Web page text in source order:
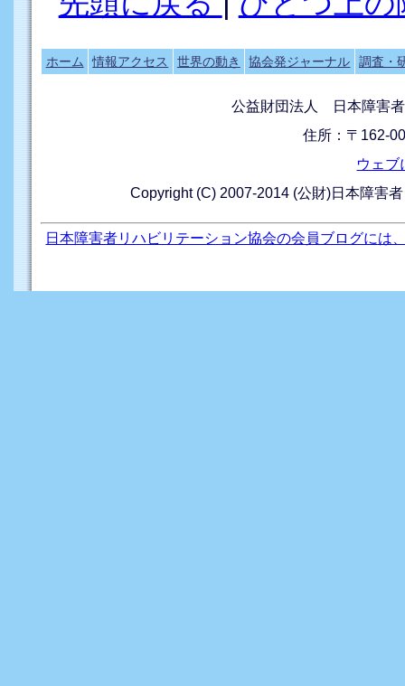
ホーム 情報アクセス 世界の動き 協会発ジャーナル 調査・
公益財団法人 日本障害
住所：〒162-
ウェブ
Copyright (C) 2007-2014 (公財)日本障害
日本障害者リハビリテーション協会の会員ブログには